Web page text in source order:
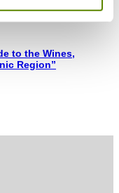
to the Wines,
Region”